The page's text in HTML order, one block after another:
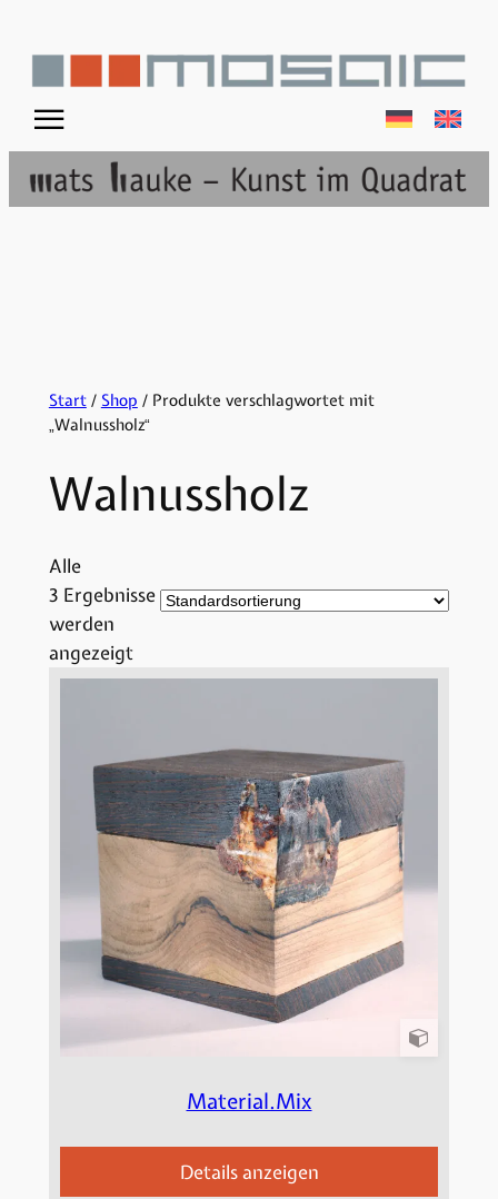
Inhalt
springen
☰
Start/ Shop / Produkte verschlagwortet mit
„Walnussholz“
Walnussholz
Alle
3 Ergebnisse
werden
angezeigt
Material.Mix
Details anzeigen